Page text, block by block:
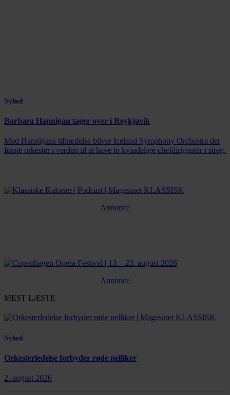
Nyhed
Barbara Hannigan tager over i Reykjavík
Med Hannigans tiltrædelse bliver Iceland Symphony Orchestra det
første orkester i verden til at have to kvindelige chefdirigenter i streg.
Annonce
Annonce
MEST LÆSTE
Nyhed
Orkesterledelse forbyder røde nelliker
2. august 2026